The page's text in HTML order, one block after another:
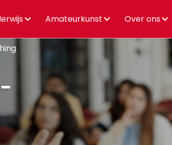
Amateurkunst Over ons